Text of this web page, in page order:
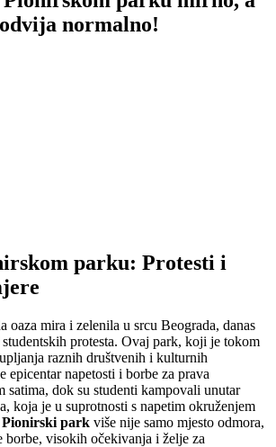
normalno!
parku: Protesti i
oaza mira i zelenila u srcu Beograda, danas
protesta. Ovaj park, koji je tokom
raznih društvenih i kulturnih
epicentar napetosti i borbe za prava
satima, dok su studenti kampovali unutar
koja je u suprotnosti s napetim okruženjem
Pionirski park više nije samo mjesto odmora,
borbe, visokih očekivanja i želje za